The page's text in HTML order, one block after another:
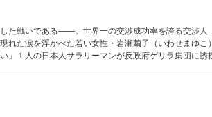
た戦いである――。世界一の交渉成功率を誇る交渉人
れた涙を浮かべた若い女性・岩瀬繭子（いわせまゆ
１人の日本人サラリーマンが反政府ゲリラ集団に誘
の交渉（ネゴシエーション）は成功するのか!?